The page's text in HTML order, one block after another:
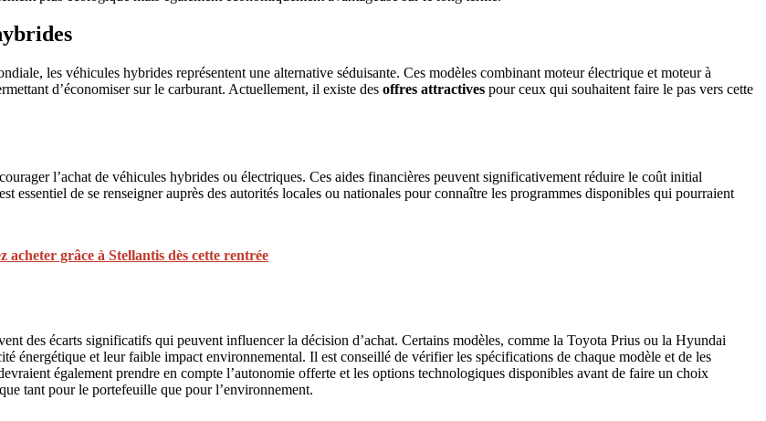
les véhicules hybrides représentent une alternative séduisante. Ces modèles combinant moteur électrique et moteur à
d’économiser sur le carburant. Actuellement, il existe des offres attractives pour ceux qui souhaitent faire le pas vers cette
l’achat de véhicules hybrides ou électriques. Ces aides financières peuvent significativement réduire le coût initial
essentiel de se renseigner auprès des autorités locales ou nationales pour connaître les programmes disponibles qui pourraient
grâce à Stellantis dès cette rentrée
des écarts significatifs qui peuvent influencer la décision d’achat. Certains modèles, comme la Toyota Prius ou la Hyundai
et leur faible impact environnemental. Il est conseillé de vérifier les spécifications de chaque modèle et de les
également prendre en compte l’autonomie offerte et les options technologiques disponibles avant de faire un choix
tant pour le portefeuille que pour l’environnement.